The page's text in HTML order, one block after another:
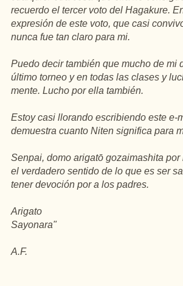
recuerdo el tercer voto del Hagakure.
expresión de este voto, que casi
nunca fue tan claro para mi.
Puedo decir también que mucho de mi
último torneo y en todas las clases y
mente. Lucho por ella también.
Estoy casi llorando escribiendo este e-
demuestra cuanto Niten significa para
Senpai, domo arigatō gozaimashita por
el verdadero sentido de lo que es ser
tener devoción por a los padres.
Arigato
Sayonara"
A.F.